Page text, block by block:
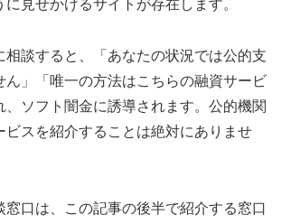
見せかけるサイトが存在します。
相談すると、「あなたの状況では公的支
ん」「唯一の方法はこちらの融資サービ
、ソフト闇金に誘導されます。公的機関
ビスを紹介することは絶対にありませ
窓口は、この記事の後半で紹介する窓口